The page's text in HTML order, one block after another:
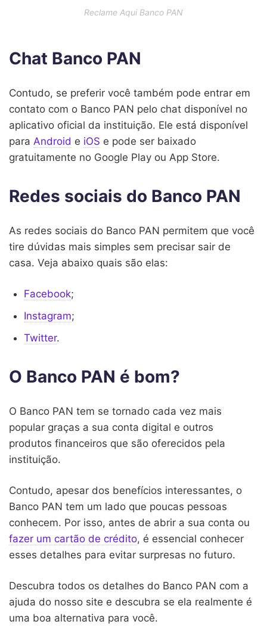
Reclame Aqui Banco PAN
Chat Banco PAN
Contudo, se preferir você também pode entrar em
contato com o Banco PAN pelo chat disponível no
aplicativo oficial da instituição. Ele está disponível
para Android e iOS e pode ser baixado
gratuitamente no Google Play ou App Store.
Redes sociais do Banco PAN
As redes sociais do Banco PAN permitem que você
tire dúvidas mais simples sem precisar sair de
casa. Veja abaixo quais são elas:
Facebook;
Instagram;
Twitter.
O Banco PAN é bom?
O Banco PAN tem se tornado cada vez mais
popular graças a sua conta digital e outros
produtos financeiros que são oferecidos pela
instituição.
Contudo, apesar dos benefícios interessantes, o
Banco PAN tem um lado que poucas pessoas
conhecem. Por isso, antes de abrir a sua conta ou
fazer um cartão de crédito, é essencial conhecer
esses detalhes para evitar surpresas no futuro.
Descubra todos os detalhes do Banco PAN com a
ajuda do nosso site e descubra se ela realmente é
uma boa alternativa para você.